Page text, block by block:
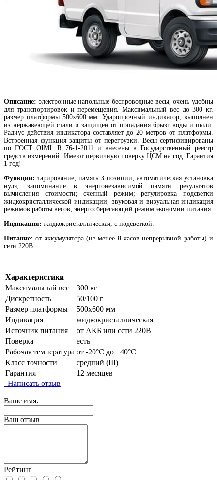
Описание: электронные напольные беспроводные весы, очень удобны
для транспортировок и перемещения. Максимальный вес до 300 кг,
размер платформы 500х600 мм. Ударопрочный индикатор, выполнен
из нержавеющей стали и защищен от попадания брызг воды и пыли.
Радиус действия индикатора составляет до 20 метров от платформы.
Встроенная функция защиты от перегрузки. Весы сертифицированы
по ГОСТ OIML R 76-1-2011 и внесены в Государственный реестр
средств измерений. Имеют первичную поверку ЦСМ на год. Гарантия
1 год!
Функции: тарирование; память 3 позиций; автоматическая установка
нуля; запоминание в энергонезависимой памяти результатов
вычисления стоимости; счетный режим; регулировка подсветки
жидкокристаллической индикации; звуковая и визуальная индикация
режимов работы весов; энергосберегающий режим экономии питания.
Индикация: жидкокристаллическая, с подсветкой.
Питание: от аккумулятора (не менее 8 часов непрерывной работы) и
сети 220В.
Характеристики
Максимальный вес
300 кг
Дискретность
50/100 г
Размер платформы
500х600 мм
Индикация
жидкокристаллическая
Источник питания
от АКБ или сети 220В
Поверка
есть
Рабочая температура от -20°C до +40°C
Класс точности
средний (III)
Гарантия
12 месяцев
Написать отзыв
Ваше имя:
Ваш отзыв
Рейтинг